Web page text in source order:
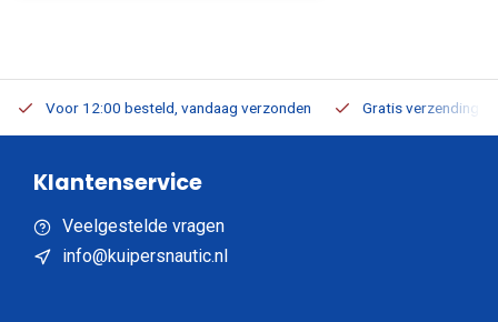
Voor 12:00 besteld, vandaag verzonden Gratis verzending
Klantenservice
Veelgestelde vragen
info@kuipersnautic.nl